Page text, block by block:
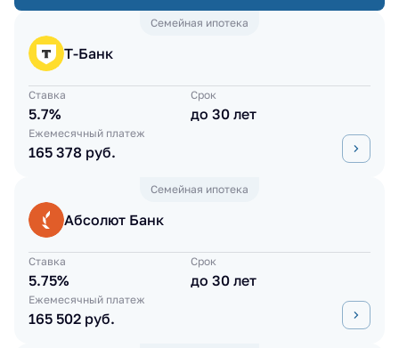
Семейная ипотека
Т-Банк
Ставка
5.7%
Срок
до 30 лет
Ежемесячный платеж
165 378 руб.
Семейная ипотека
Абсолют Банк
Ставка
5.75%
Срок
до 30 лет
Ежемесячный платеж
165 502 руб.